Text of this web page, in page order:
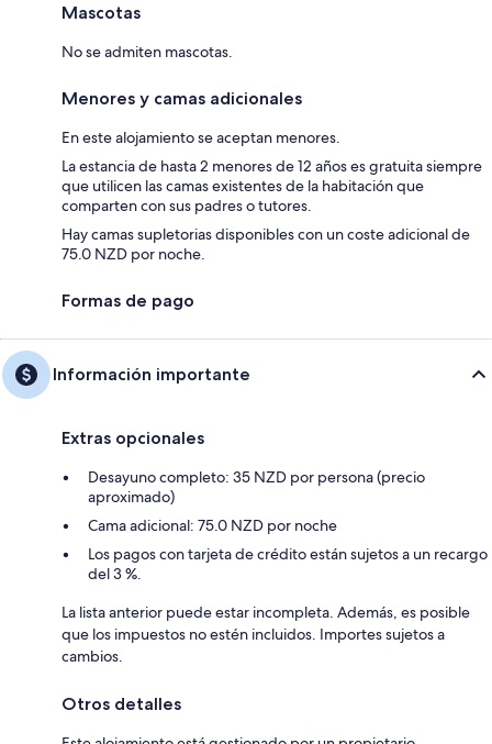
Mascotas
No se admiten mascotas.
Menores y camas adicionales
En este alojamiento se aceptan menores.
La estancia de hasta 2 menores de 12 años es gratuita siempre
que utilicen las camas existentes de la habitación que
comparten con sus padres o tutores.
Hay camas supletorias disponibles con un coste adicional de
75.0 NZD por noche.
Formas de pago
Información importante
Extras opcionales
Desayuno completo: 35 NZD por persona (precio
aproximado)
Cama adicional: 75.0 NZD por noche
Los pagos con tarjeta de crédito están sujetos a un recargo
del 3 %.
La lista anterior puede estar incompleta. Además, es posible
que los impuestos no estén incluidos. Importes sujetos a
cambios.
Otros detalles